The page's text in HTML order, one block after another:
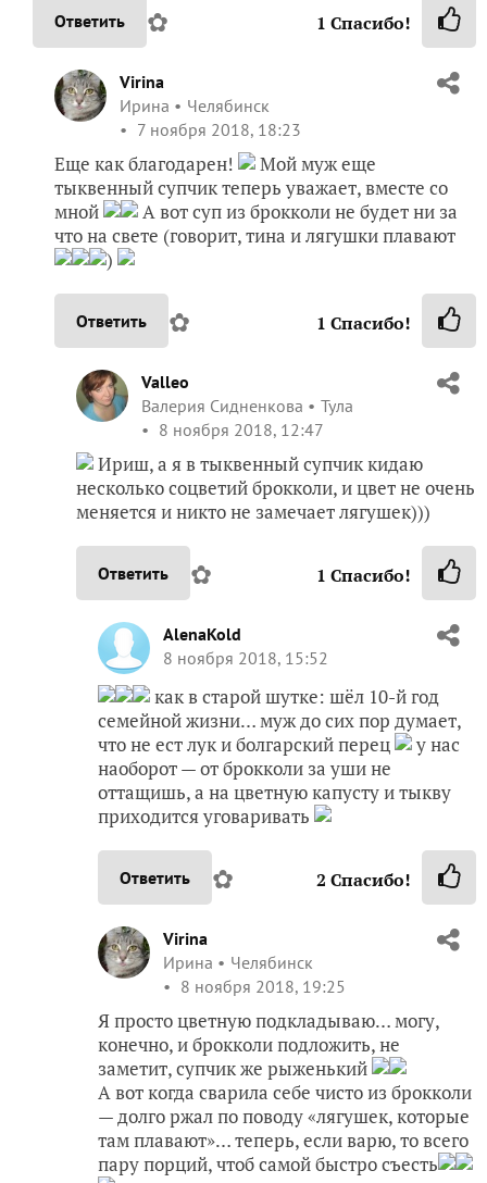
Ответить ✿ 1 Спасибо!
Virina
Ирина
Челябинск
7 ноября 2018, 18:23
Еще как благодарен!
Мой муж еще
тыквенный супчик теперь уважает, вместе со
мной
А вот суп из брокколи не будет ни за
что на свете (говорит, тина и лягушки плавают
)
Ответить ✿ 1 Спасибо!
Valleo
Валерия Сидненкова
Тула
8 ноября 2018, 12:47
Ириш, а я в тыквенный супчик кидаю
несколько соцветий брокколи, и цвет не очень
меняется и никто не замечает лягушек)))
Ответить ✿ 1 Спасибо!
AlenaKold
8 ноября 2018, 15:52
как в старой шутке: шёл 10-й год
семейной жизни… муж до сих пор думает,
что не ест лук и болгарский перец
у нас
наоборот — от брокколи за уши не
оттащишь, а на цветную капусту и тыкву
приходится уговаривать
Ответить ✿ 2 Спасибо!
Virina
Ирина
Челябинск
8 ноября 2018, 19:25
Я просто цветную подкладываю… могу,
конечно, и брокколи подложить, не
заметит, супчик же рыженький
А вот когда сварила себе чисто из брокколи
— долго ржал по поводу «лягушек, которые
там плавают»… теперь, если варю, то всего
пару порций, чтоб самой быстро съесть